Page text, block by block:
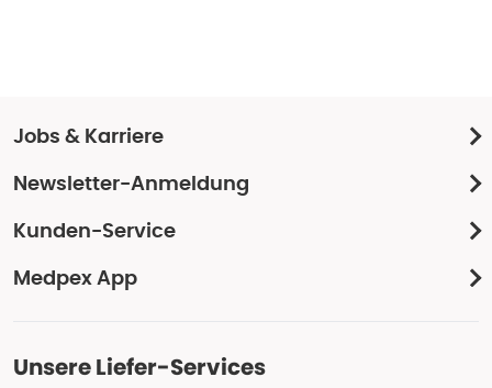
Jobs & Karriere
Newsletter-Anmeldung
Kunden-Service
Medpex App
Unsere Liefer-Services